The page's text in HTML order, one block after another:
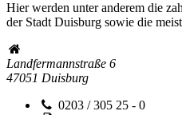
Hier werden unter anderem die
der Stadt Duisburg sowie die
Landfermannstraße 6
47051 Duisburg
0203 / 305 25 - 0